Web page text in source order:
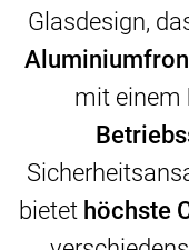
Glasdesign,
mit einem
bietet höchste